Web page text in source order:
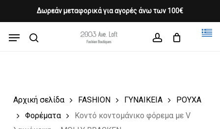
Δωρεάν μεταφορικά για αγορές άνω των 100€
content
Menu
Cart CLOSE
CART
Αρχική σελίδα FASHION ΓΥΝΑΙΚΕΙΑ
ΡΟΥΧΑ
Φορέματα
Κοντό κοντομάνικο φόρεμα με V
Close